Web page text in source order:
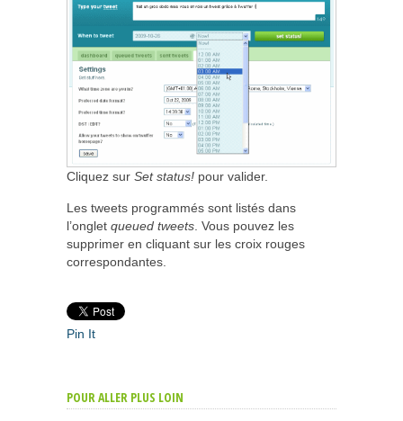
Cliquez sur Set status! pour valider.
Les tweets programmés sont listés dans
l’onglet queued tweets. Vous pouvez les
supprimer en cliquant sur les croix rouges
correspondantes.
Pin It
POUR ALLER PLUS LOIN